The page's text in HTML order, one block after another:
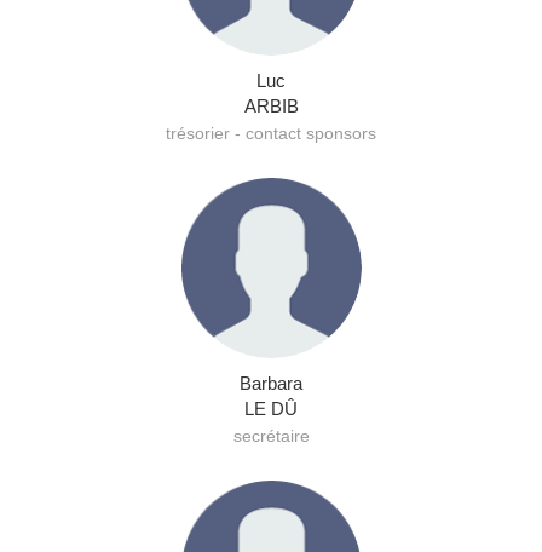
Luc
ARBIB
trésorier - contact sponsors
Barbara
LE DÛ
secrétaire